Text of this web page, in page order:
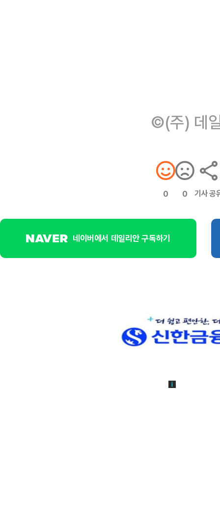
©(주) 데
0 0 기사 공
네이버에서 데일리안 구독하기